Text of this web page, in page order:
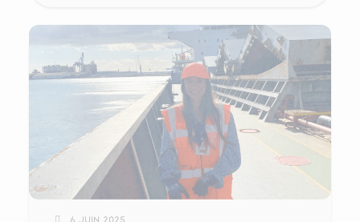
6 juin 2025